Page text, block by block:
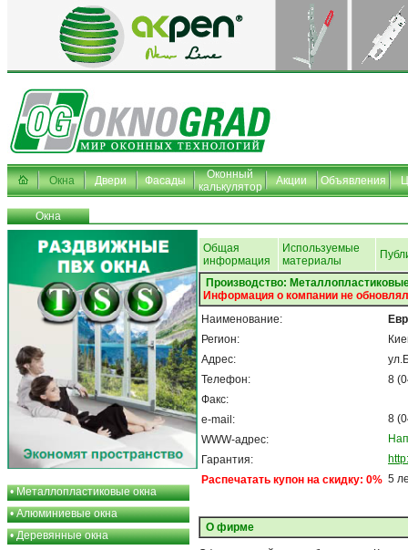
Окна Двери Фасады
Оконный
калькулятор
Акции Объявления
Окна
•Металлопластиковые окна
•Алюминиевые окна
•Деревянные окна
Общая
информация
Используемые
материалы
Производство:
Информация о компании не
Наименование:
Регион:
Адрес:
Телефон:
Факс:
e-mail:
WWW-адрес:
Гарантия:
Распечатать купон на скидку: 0%
8
8
5
О фирме